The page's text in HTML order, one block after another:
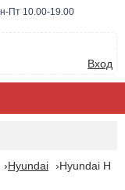
Пт 10.00-19.00
Вход
Hyundai Hyundai H